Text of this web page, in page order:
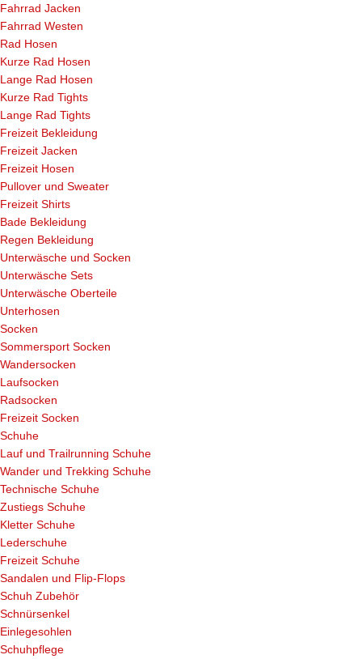
Fahrrad Jacken
Fahrrad Westen
Rad Hosen
Kurze Rad Hosen
Lange Rad Hosen
Kurze Rad Tights
Lange Rad Tights
Freizeit Bekleidung
Freizeit Jacken
Freizeit Hosen
Pullover und Sweater
Freizeit Shirts
Bade Bekleidung
Regen Bekleidung
Unterwäsche und Socken
Unterwäsche Sets
Unterwäsche Oberteile
Unterhosen
Socken
Sommersport Socken
Wandersocken
Laufsocken
Radsocken
Freizeit Socken
Schuhe
Lauf und Trailrunning Schuhe
Wander und Trekking Schuhe
Technische Schuhe
Zustiegs Schuhe
Kletter Schuhe
Lederschuhe
Freizeit Schuhe
Sandalen und Flip-Flops
Schuh Zubehör
Schnürsenkel
Einlegesohlen
Schuhpflege